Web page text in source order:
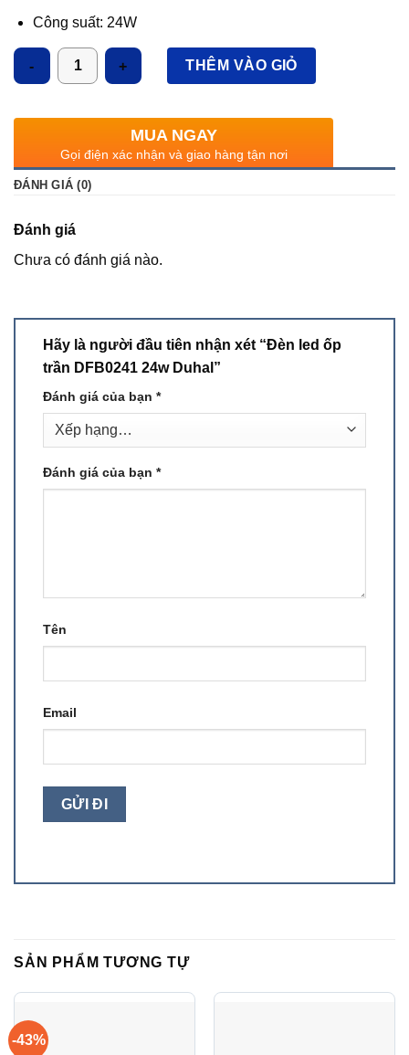
Công suất: 24W
Kích thước LxWxH (mm): 220x220x56
Ánh sáng: 3000K/6500K
Quang thông: 2400lm
Số lượng
THÊM VÀO GIỎ
MUA NGAY
Gọi điện xác nhận và giao hàng tận nơi
ĐÁNH GIÁ (0)
Đánh giá
Chưa có đánh giá nào.
Hãy là người đầu tiên nhận xét “Đèn led ốp
trần DFB0241 24w Duhal”
Đánh giá của bạn *
Đánh giá của bạn *
Tên
Email
SẢN PHẨM TƯƠNG TỰ
-43%